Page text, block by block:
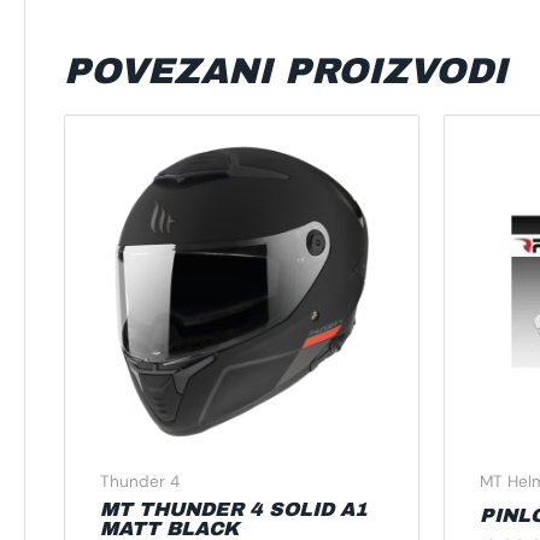
POVEZANI PROIZVODI
Thunder 4
MT THUNDER 4 SOLID A1
MATT BLACK
proizvod
ima
više
varijanti.
Opcije
se
mogu
odabrati
MT